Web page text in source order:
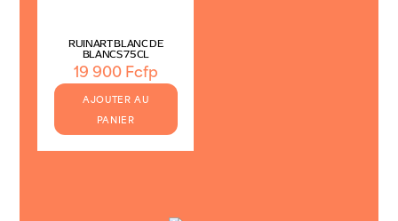
RUINART BLANC DE
BLANCS 75CL
19 900Fcfp
AJOUTER AU
PANIER